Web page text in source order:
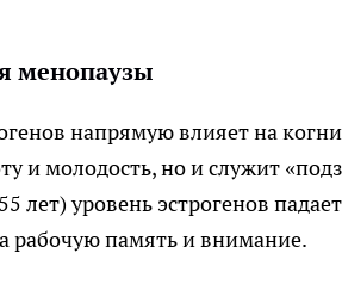
менопаузы
напрямую влияет на
и молодость, но и служит
уровень эстрогенов
рабочую память и внимание.